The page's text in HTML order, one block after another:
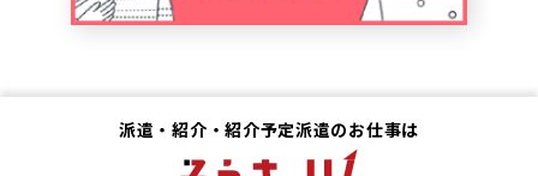
派遣・紹介・紹介予定派遣のお仕事は